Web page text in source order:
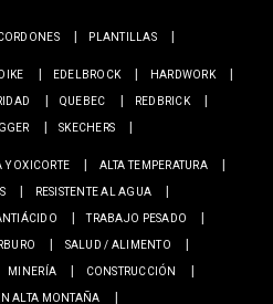
PLANTILLAS
DIKE EDELBROCK
HARDWORK
QUEBEC
REDBRICK
SKECHERS
OXICORTE
ALTA TEMPERATURA
RESISTENTE AL AGUA
TRABAJO PESADO
SALUD / ALIMENTO
MINERÍA
CONSTRUCCIÓN
ALTA MONTAÑA